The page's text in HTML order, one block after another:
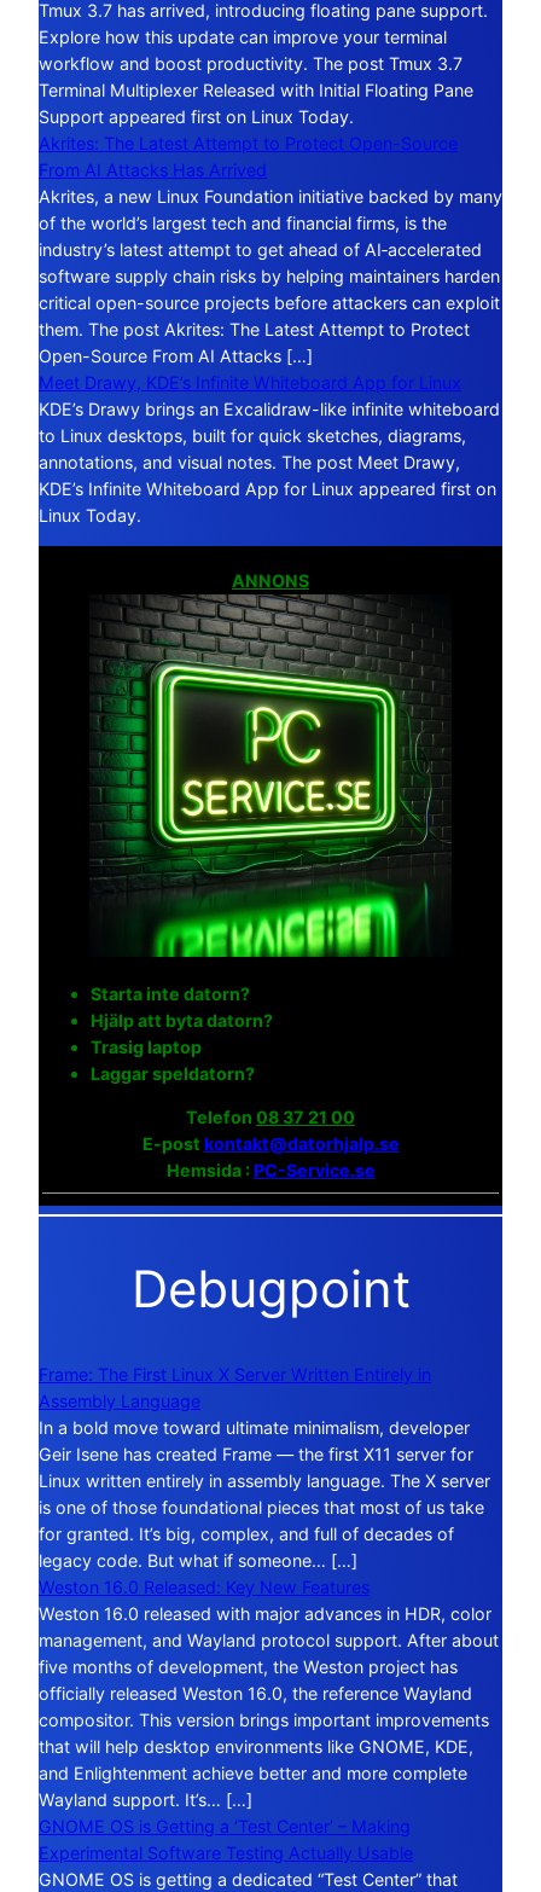
Tmux 3.7 has arrived, introducing floating pane support.
Explore how this update can improve your terminal
workflow and boost productivity. The post Tmux 3.7
Terminal Multiplexer Released with Initial Floating Pane
Support appeared first on Linux Today.
Akrites: The Latest Attempt to Protect Open-Source
From AI Attacks Has Arrived
Akrites, a new Linux Foundation initiative backed by many
of the world’s largest tech and financial firms, is the
industry’s latest attempt to get ahead of AI‑accelerated
software supply chain risks by helping maintainers harden
critical open-source projects before attackers can exploit
them. The post Akrites: The Latest Attempt to Protect
Open-Source From AI Attacks […]
Meet Drawy, KDE’s Infinite Whiteboard App for Linux
KDE’s Drawy brings an Excalidraw-like infinite whiteboard
to Linux desktops, built for quick sketches, diagrams,
annotations, and visual notes. The post Meet Drawy,
KDE’s Infinite Whiteboard App for Linux appeared first on
Linux Today.
ANNONS
Starta inte datorn?
Hjälp att byta datorn?
Trasig laptop
Laggar speldatorn?
Telefon 08 37 21 00
E-post kontakt@datorhjalp.se
Hemsida :PC-Service.se
Debugpoint
Frame: The First Linux X Server Written Entirely in
Assembly Language
In a bold move toward ultimate minimalism, developer
Geir Isene has created Frame — the first X11 server for
Linux written entirely in assembly language. The X server
is one of those foundational pieces that most of us take
for granted. It’s big, complex, and full of decades of
legacy code. But what if someone… […]
Weston 16.0 Released: Key New Features
Weston 16.0 released with major advances in HDR, color
management, and Wayland protocol support. After about
five months of development, the Weston project has
officially released Weston 16.0, the reference Wayland
compositor. This version brings important improvements
that will help desktop environments like GNOME, KDE,
and Enlightenment achieve better and more complete
Wayland support. It’s… […]
GNOME OS is Getting a ‘Test Center’ – Making
Experimental Software Testing Actually Usable
GNOME OS is getting a dedicated “Test Center” that